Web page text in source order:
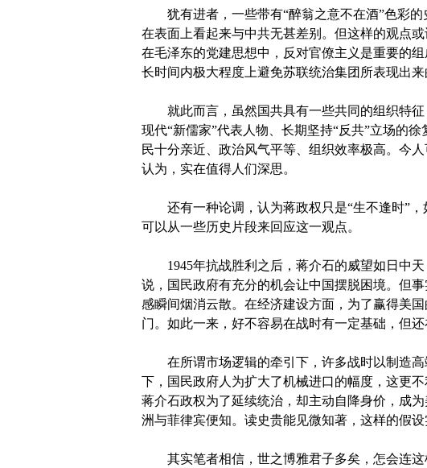
犹有进者，一些带有“醉翁之意不在酒”色彩的
在表面上看起来与中共无甚差别。但这样的观点
在毛泽东的党建思想中，反对官僚主义是重要的
长时间内极大程度上避免苏联统治集团所表现出
就此而言，虽然国共具有一些共同的组织特征
现代“新儒家”代表人物、长期坚持“反共”立场的
民十分亲近、政治风气平等、组织效率极高。今
认为，实在值得人们深思。
还有一种论调，认为蒋政权只是“生不逢时”，
可以从一些历史片段来回应这一观点。
1945年抗战胜利之后，蒋介石的威望如日中天
说，国民政府有充分的机会让中国摆脱困境。但
感瞬间烟消云散。在经济建设方面，为了赢得美
门。如此一来，好不容易在战时有一定基础，但
在所谓市场逻辑的牵引下，许多战时以制造高
下，国民政府人为扩大了机械进口的幅度，这更
蒋介石政权为了延续统治，却主动自降身价，成
洲与菲律宾便知。读史贵能见微知著，这样的假设
其实笔者相信，世之博雅君子多矣，怎会连这